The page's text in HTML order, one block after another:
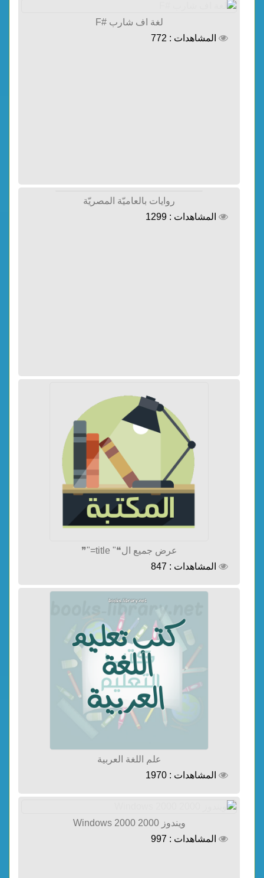
لغة اف شارب #F
المشاهدات : 772
روايات بالعاميّة المصريّة
المشاهدات : 1299
عرض جميع ال❝" title="❞
المشاهدات : 847
علم اللغة العربية
المشاهدات : 1970
ويندوز 2000 Windows 2000
المشاهدات : 997